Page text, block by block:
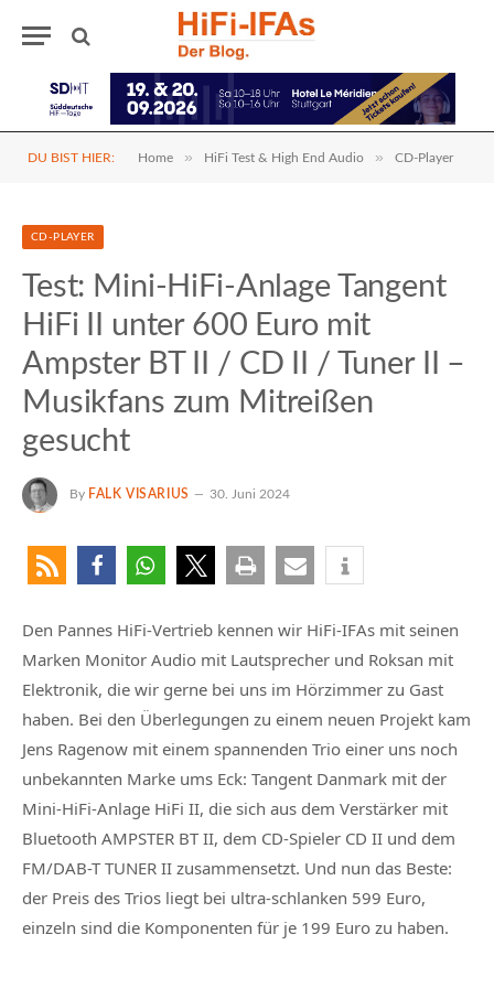
DU BIST HIER: Home » HiFi Test & High End Audio » CD-Player
CD-PLAYER
Test: Mini-HiFi-Anlage Tangent
HiFi II unter 600 Euro mit
Ampster BT II / CD II / Tuner II –
Musikfans zum Mitreißen
gesucht
By FALK VISARIUS 30. Juni 2024
Den Pannes HiFi-Vertrieb kennen wir HiFi-IFAs mit seinen
Marken Monitor Audio mit Lautsprecher und Roksan mit
Elektronik, die wir gerne bei uns im Hörzimmer zu Gast
haben. Bei den Überlegungen zu einem neuen Projekt kam
Jens Ragenow mit einem spannenden Trio einer uns noch
unbekannten Marke ums Eck: Tangent Danmark mit der
Mini-HiFi-Anlage HiFi II, die sich aus dem Verstärker mit
Bluetooth AMPSTER BT II, dem CD-Spieler CD II und dem
FM/DAB-TTUNER II zusammensetzt. Und nun das Beste:
der Preis des Trios liegt bei ultra-schlanken 599 Euro,
einzeln sind die Komponenten für je 199 Euro zu haben.